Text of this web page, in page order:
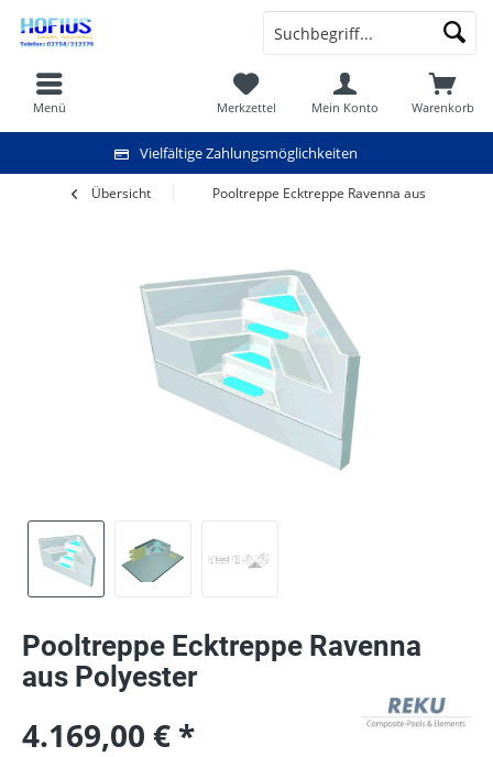
Vielfältige Zahlungsmöglichkeiten
Warenkorb
Merkzettel Mein Konto
Menü
Übersicht Pooltreppe Ecktreppe Ravenna aus Polyester
Pooltreppe Ecktreppe Ravenna
aus Polyester
4.169,00 € *